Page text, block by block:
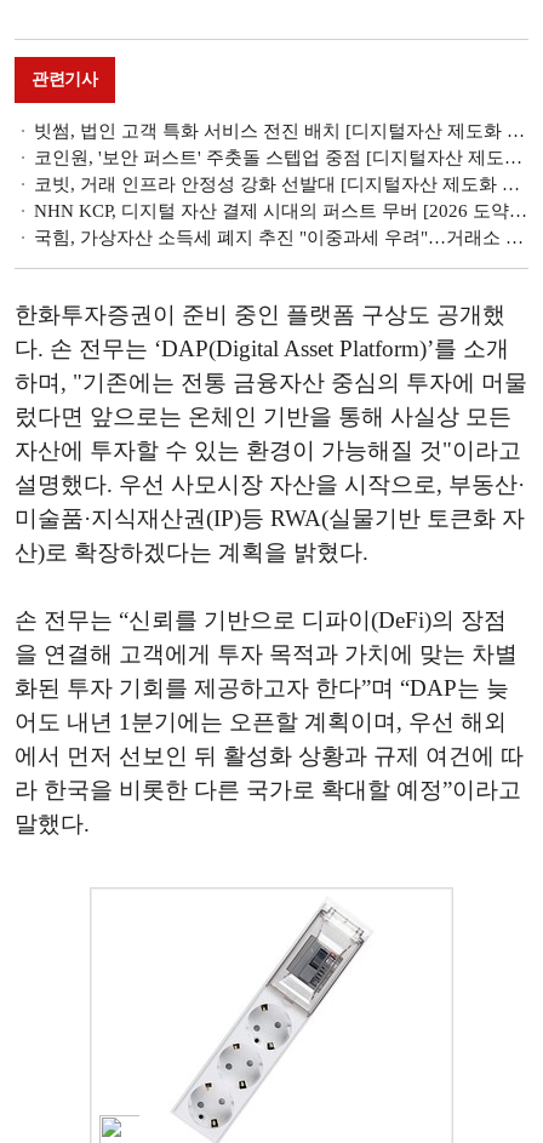
관련기사
빗썸, 법인 고객 특화 서비스 전진 배치 [디지털자산 제도화 채비 거래소 별 전략]
코인원, '보안 퍼스트' 주춧돌 스텝업 중점 [디지털자산 제도화 채비 거래소 별 전략]
코빗, 거래 인프라 안정성 강화 선발대 [디지털자산 제도화 채비 거래소 별 전략]
NHN KCP, 디지털 자산 결제 시대의 퍼스트 무버 [2026 도약하는 VAN / PG사]
국힘, 가상자산 소득세 폐지 추진 "이중과세 우려"…거래소 CEO 한 자리에
한화투자증권이 준비 중인 플랫폼 구상도 공개했
다. 손 전무는 ‘DAP(Digital Asset Platform)’를 소개
하며, "기존에는 전통 금융자산 중심의 투자에 머물
렀다면 앞으로는 온체인 기반을 통해 사실상 모든
자산에 투자할 수 있는 환경이 가능해질 것"이라고
설명했다. 우선 사모시장 자산을 시작으로, 부동산·
미술품·지식재산권(IP)등 RWA(실물기반 토큰화 자
산)로 확장하겠다는 계획을 밝혔다.
손 전무는 “신뢰를 기반으로 디파이(DeFi)의 장점
을 연결해 고객에게 투자 목적과 가치에 맞는 차별
화된 투자 기회를 제공하고자 한다”며 “DAP는 늦
어도 내년 1분기에는 오픈할 계획이며, 우선 해외
에서 먼저 선보인 뒤 활성화 상황과 규제 여건에 따
라 한국을 비롯한 다른 국가로 확대할 예정”이라고
말했다.